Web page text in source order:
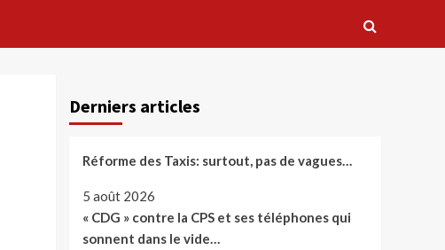
Derniers articles
Réforme des Taxis: surtout, pas de vagues…
5 août 2026
« CDG » contre la CPS et ses téléphones qui
sonnent dans le vide…